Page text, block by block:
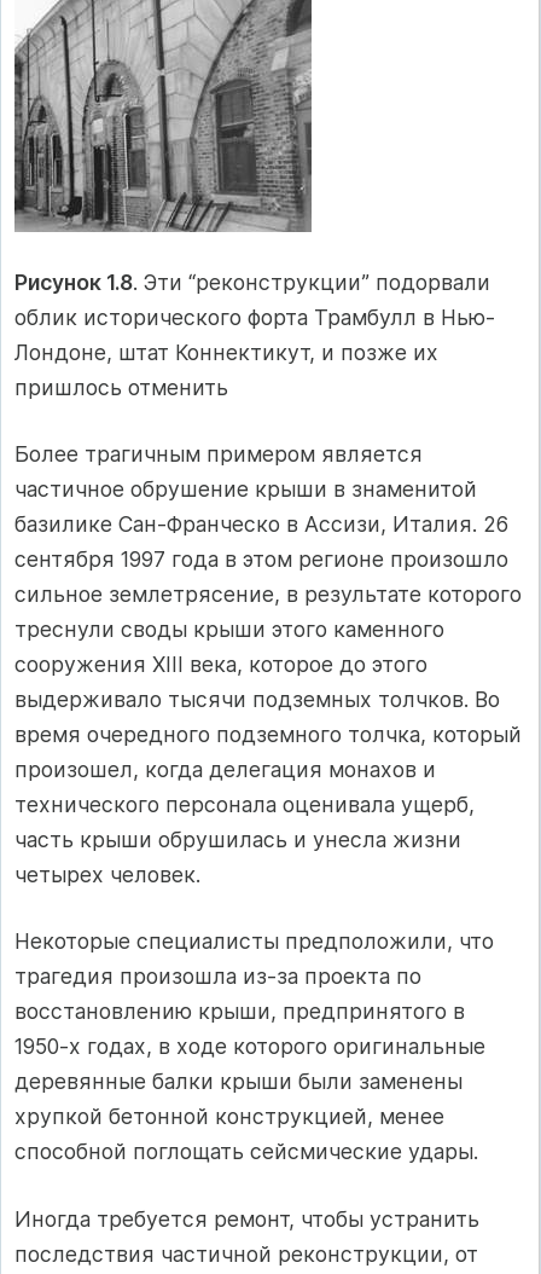
Рисунок 1.8. Эти “реконструкции” подорвали
облик исторического форта Трамбулл в Нью-
Лондоне, штат Коннектикут, и позже их
пришлось отменить
Более трагичным примером является
частичное обрушение крыши в знаменитой
базилике Сан-Франческо в Ассизи, Италия. 26
сентября 1997 года в этом регионе произошло
сильное землетрясение, в результате которого
треснули своды крыши этого каменного
сооружения XIII века, которое до этого
выдерживало тысячи подземных толчков. Во
время очередного подземного толчка, который
произошел, когда делегация монахов и
технического персонала оценивала ущерб,
часть крыши обрушилась и унесла жизни
четырех человек.
Некоторые специалисты предположили, что
трагедия произошла из-за проекта по
восстановлению крыши, предпринятого в
1950-х годах, в ходе которого оригинальные
деревянные балки крыши были заменены
хрупкой бетонной конструкцией, менее
способной поглощать сейсмические удары.
Иногда требуется ремонт, чтобы устранить
последствия частичной реконструкции, от